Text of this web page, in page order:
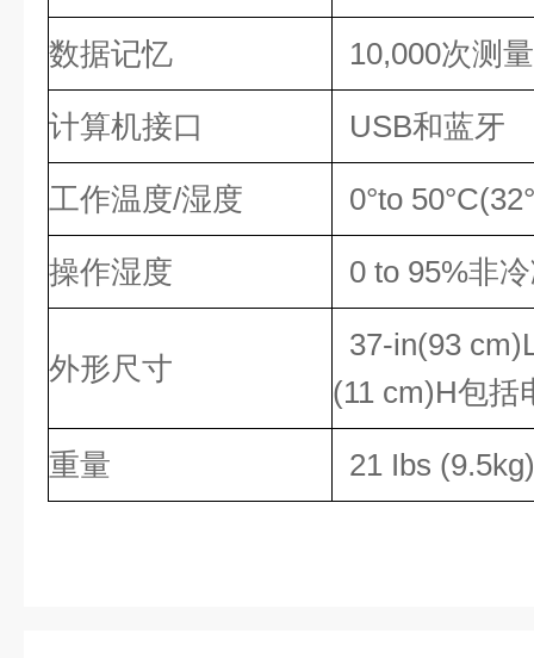
数据记忆 10,000次测量
计算机接口 USB和蓝牙
工作温度/湿度 0°to
操作湿度 0 to 95%非
外形尺寸
37-in(93
(11 cm)H包括
重量 21 Ibs